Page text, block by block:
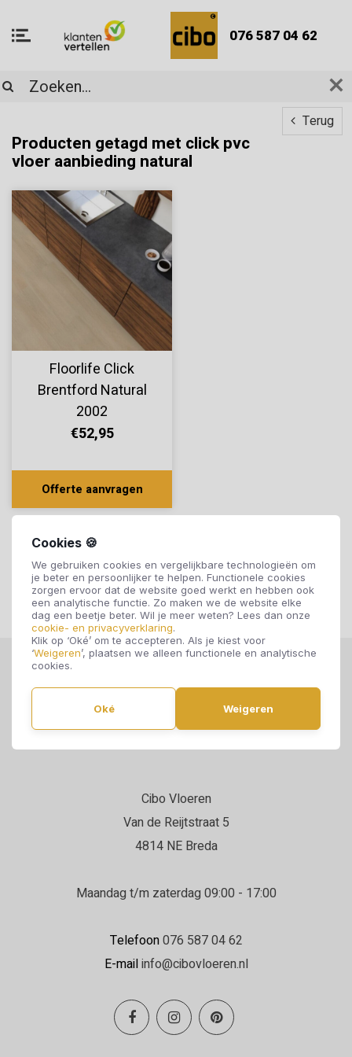
Cookies 🍪
We gebruiken cookies en vergelijkbare technologieën om
je beter en persoonlijker te helpen. Functionele cookies
zorgen ervoor dat de website goed werkt en hebben ook
een analytische functie. Zo maken we de website elke
dag een beetje beter. Wil je meer weten? Lees dan onze
cookie- en privacyverklaring.
Klik op ‘Oké’ om te accepteren. Als je kiest voor
‘Weigeren’, plaatsen we alleen functionele en analytische
cookies.
Oké Weigeren
076 587 04 62
Terug
Producten getagd met click pvc
vloer aanbieding natural
Floorlife Click
Brentford Natural
2002
€52,95
Offerte aanvragen
Cibo Vloeren
Van de Reijtstraat 5
4814 NE Breda
Maandag t/m zaterdag 09:00 - 17:00
Telefoon076 587 04 62
E-mailinfo@cibovloeren.nl